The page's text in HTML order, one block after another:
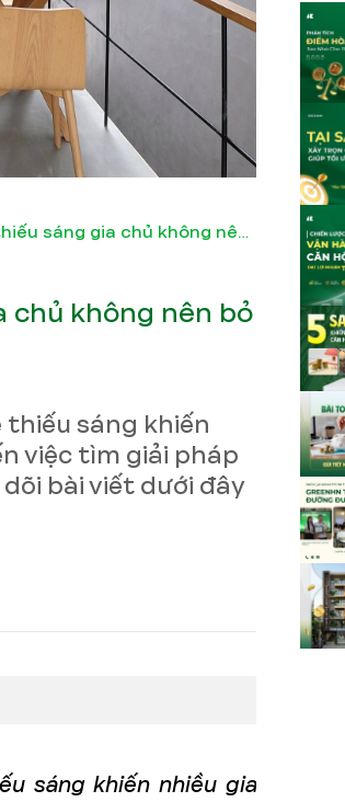
Giải pháp cho nhà thiếu sáng gia chủ không nên bỏ qua
chủ không nên bỏ
sáng khiến
việc tìm giải pháp
bài viết dưới đây
sáng khiến nhiều gia